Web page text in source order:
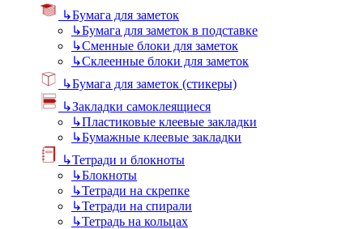
↳Бумага для заметок
↳Бумага для заметок в подставке
↳Сменные блоки для заметок
↳Склеенные блоки для заметок
↳Бумага для заметок (стикеры)
↳Закладки самоклеящиеся
↳Пластиковые клеевые закладки
↳Бумажные клеевые закладки
↳Тетради и блокноты
↳Блокноты
↳Тетради на скрепке
↳Тетради на спирали
↳Тетрадь на кольцах